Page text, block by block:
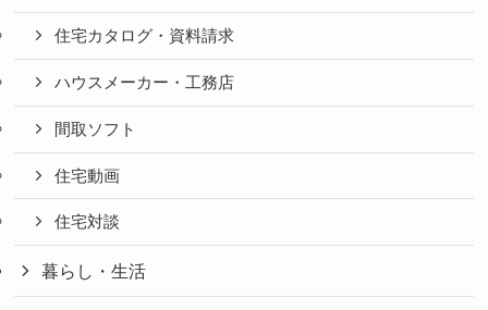
住宅カタログ・資料請求
ハウスメーカー・工務店
間取ソフト
住宅動画
住宅対談
暮らし・生活